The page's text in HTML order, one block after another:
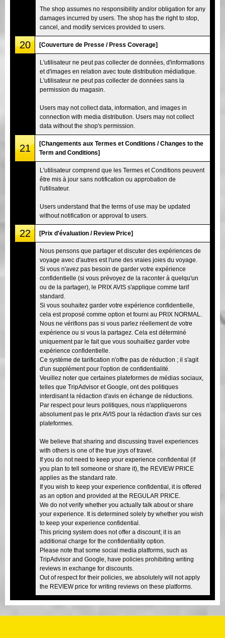
The shop assumes no responsibility and/or obligation for any
damages incurred by users. The shop has the right to stop,
cancel, and modify services provided to users.
20 [Couverture de Presse / Press Coverage]
L'utilisateur ne peut pas collecter de données, d'informations
et d'images en relation avec toute distribution médiatique.
L'utilisateur ne peut pas collecter de données sans la
permission du magasin.
Users may not collect data, information, and images in
connection with media distribution. Users may not collect
data without the shop's permission.
21
[Changements aux Termes et Conditions / Changes to the
Term and Conditions]
L'utilisateur comprend que les Termes et Conditions peuvent
être mis à jour sans notification ou approbation de
l'utilisateur.
Users understand that the terms of use may be updated
without notification or approval to users.
22 [Prix d'évaluation / Review Price]
Nous pensons que partager et discuter des expériences de
voyage avec d'autres est l'une des vraies joies du voyage.
Si vous n'avez pas besoin de garder votre expérience
confidentielle (si vous prévoyez de la raconter à quelqu'un
ou de la partager), le PRIX AVIS s'applique comme tarif
standard.
Si vous souhaitez garder votre expérience confidentielle,
cela est proposé comme option et fourni au PRIX NORMAL.
Nous ne vérifions pas si vous parlez réellement de votre
expérience ou si vous la partagez. Cela est déterminé
uniquement par le fait que vous souhaitiez garder votre
expérience confidentielle.
Ce système de tarification n'offre pas de réduction ; il s'agit
d'un supplément pour l'option de confidentialité.
Veuillez noter que certaines plateformes de médias sociaux,
telles que TripAdvisor et Google, ont des politiques
interdisant la rédaction d'avis en échange de réductions.
Par respect pour leurs politiques, nous n'appliquerons
absolument pas le prix AVIS pour la rédaction d'avis sur ces
plateformes.
We believe that sharing and discussing travel experiences
with others is one of the true joys of travel.
If you do not need to keep your experience confidential (if
you plan to tell someone or share it), the REVIEW PRICE
applies as the standard rate.
If you wish to keep your experience confidential, it is offered
as an option and provided at the REGULAR PRICE.
We do not verify whether you actually talk about or share
your experience. It is determined solely by whether you wish
to keep your experience confidential.
This pricing system does not offer a discount; it is an
additional charge for the confidentiality option.
Please note that some social media platforms, such as
TripAdvisor and Google, have policies prohibiting writing
reviews in exchange for discounts.
Out of respect for their policies, we absolutely will not apply
the REVIEW price for writing reviews on these platforms.